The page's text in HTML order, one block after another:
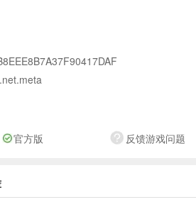
反馈游戏问题
官方版